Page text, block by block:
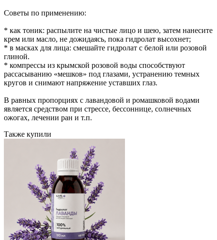
Советы по применению:
* как тоник: распылите на чистые лицо и шею, затем нанесите
крем или масло, не дожидаясь, пока гидролат высохнет;
* в масках для лица: смешайте гидролат с белой или розовой
глиной.
* компрессы из крымской розовой воды способствуют
рассасыванию «мешков» под глазами, устранению темных
кругов и снимают напряжение уставших глаз.
В равных пропорциях с лавандовой и ромашковой водами
является средством при стрессе, бессоннице, солнечных
ожогах, лечении ран и т.п.
Также купили